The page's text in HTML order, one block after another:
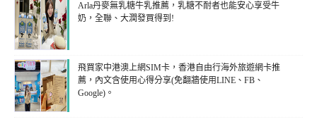
Arla丹麥無乳糖牛乳推薦，乳糖不耐者也能安心享受牛
奶，全聯、大潤發買得到!
飛買家中港澳上網SIM卡，香港自由行海外旅遊網卡推
薦，內文含使用心得分享(免翻牆使用LINE、FB、
Google)。